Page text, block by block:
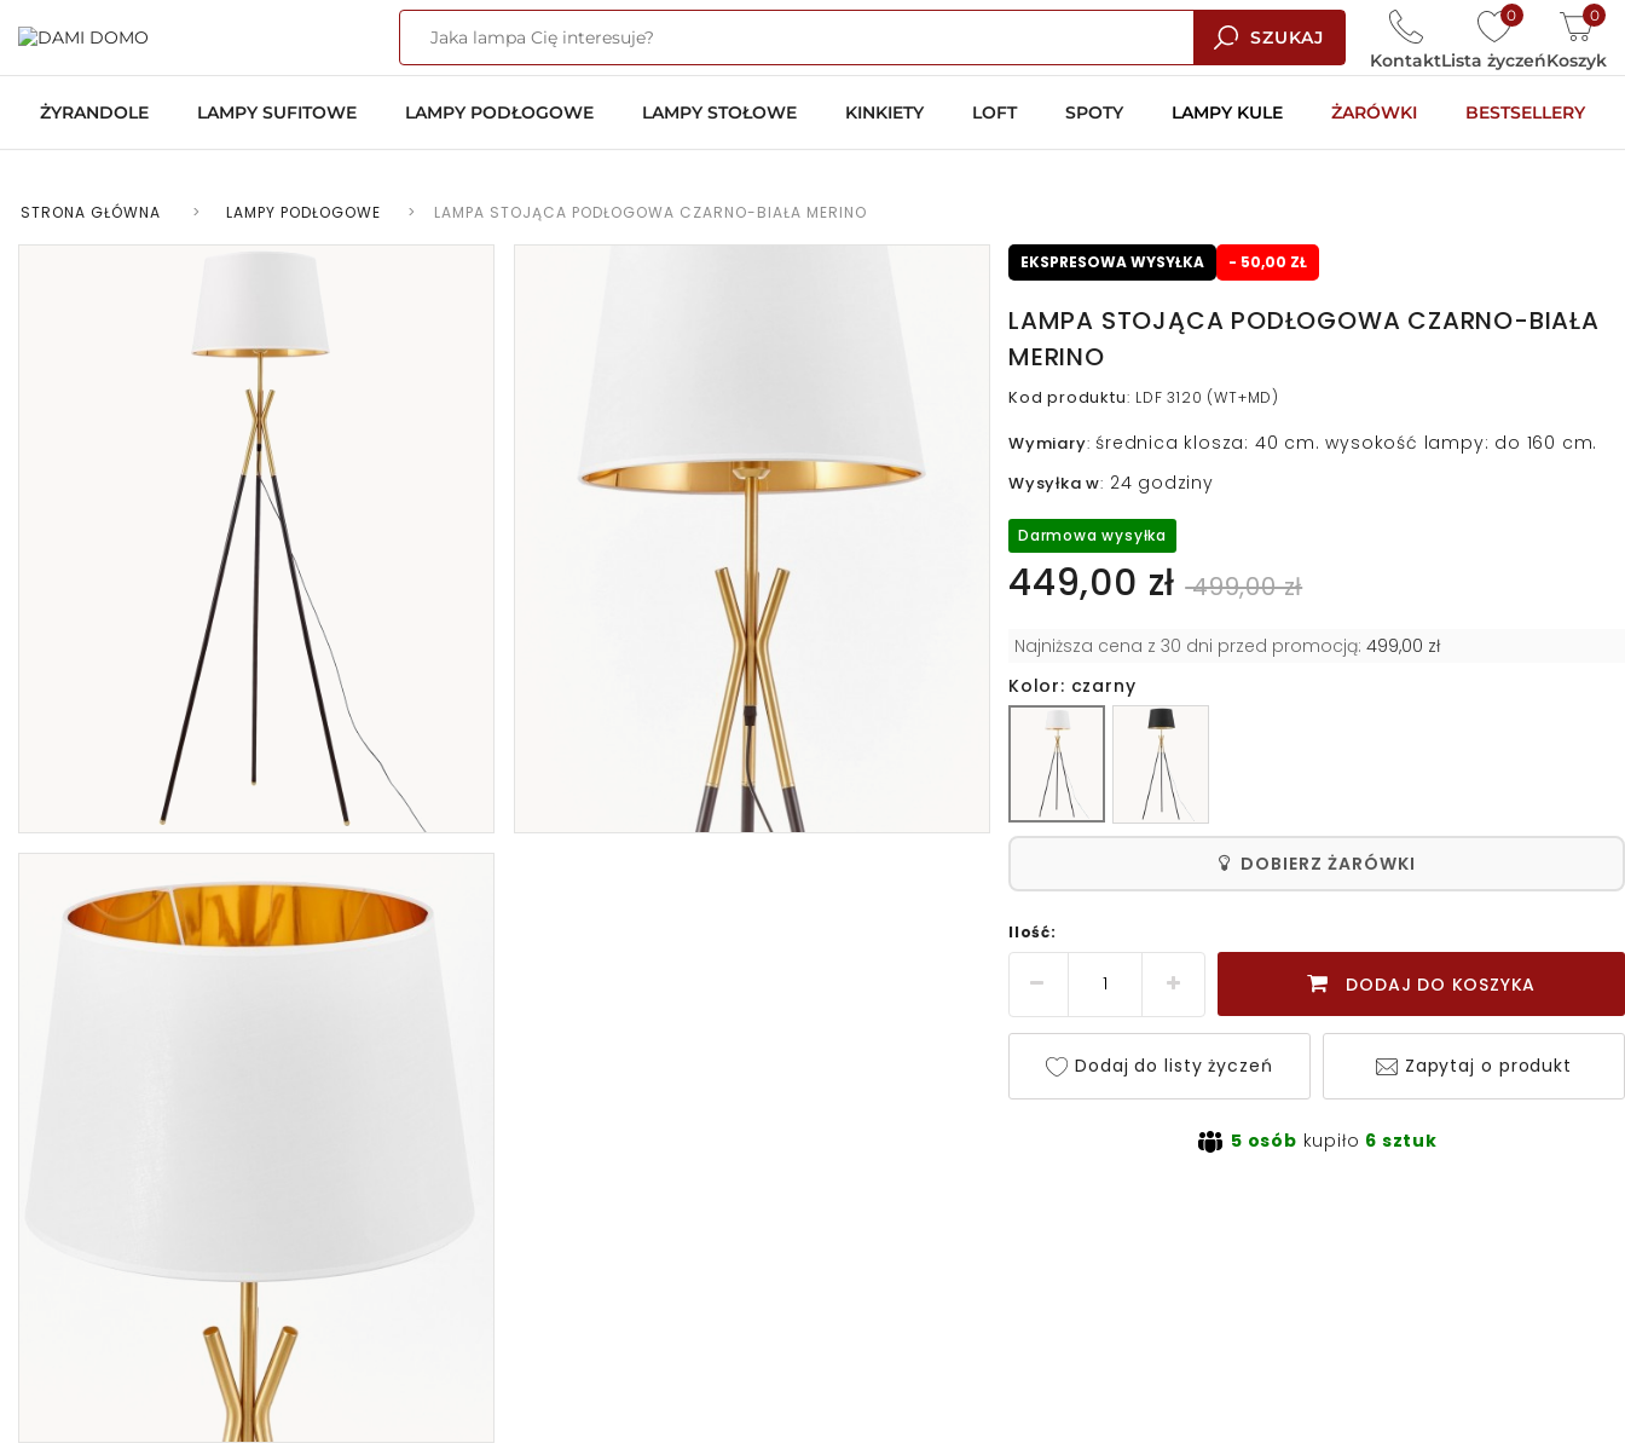
SZUKAJ
0
Lista życzeń
0
Koszyk
Kontakt
ŻYRANDOLE LAMPY SUFITOWE LAMPY PODŁOGOWE LAMPY STOŁOWE KINKIETY LOFT SPOTY LAMPY KULE ŻARÓWKI BESTSELLERY
STRONA GŁÓWNA > LAMPY PODŁOGOWE > LAMPA STOJĄCA PODŁOGOWA CZARNO-BIAŁA MERINO
EKSPRESOWA WYSYŁKA - 50,00 ZŁ
LAMPA STOJĄCA PODŁOGOWA CZARNO-BIAŁA
MERINO
Kod produktu: LDF 3120 (WT+MD)
Wymiary: średnica klosza: 40 cm. wysokość lampy: do 160 cm.
Wysyłka w: 24 godziny
Darmowa wysyłka
449,00 zł 499,00 zł
Najniższa cena z 30 dni przed promocją: 499,00 zł
Kolor: czarny
DOBIERZ ŻARÓWKI
Ilość:
DODAJ DO KOSZYKA
Dodaj do listy życzeń Zapytaj o produkt
5 osób kupiło 6 sztuk